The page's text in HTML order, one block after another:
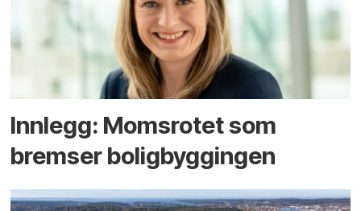
Innlegg: Moms­rotet som
bremser bolig­byggingen